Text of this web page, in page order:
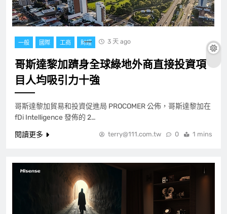
一般 國際 工商 財經 3 天 ago
哥斯達黎加躋身全球綠地外商直接投資項
目人均吸引力十強
哥斯達黎加貿易和投資促進局 PROCOMER 公佈，哥斯達黎加在
fDi Intelligence 發佈的 2…
閱讀更多
terry@111.com.tw 0 1 mins